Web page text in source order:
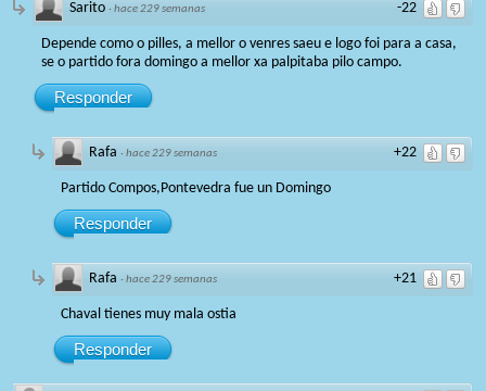
-22
Sarito ·hace 229 semanas
Depende como o pilles, a mellor o venres saeu e logo foi para a casa,
se o partido fora domingo a mellor xa palpitaba pilo campo.
Responder
+22
Rafa ·hace 229 semanas
Partido Compos,Pontevedra fue un Domingo
Responder
+21
Rafa ·hace 229 semanas
Chaval tienes muy mala ostia
Responder